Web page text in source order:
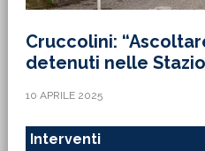
Cruccolini:
detenuti nelle
10 APRILE 2025
Interventi